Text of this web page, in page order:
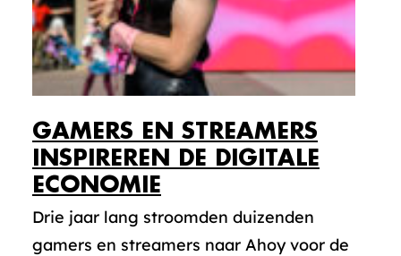
GAMERS EN STREAMERS
INSPIREREN DE DIGITALE
ECONOMIE
Drie jaar lang stroomden duizenden
gamers en streamers naar Ahoy voor de